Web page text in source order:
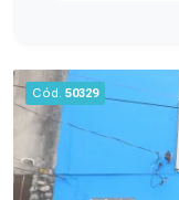
para quem
casa. Localizada em uma região privilegiada do
Cassino, com
do balneário,
adquirir um
Cód. 50329